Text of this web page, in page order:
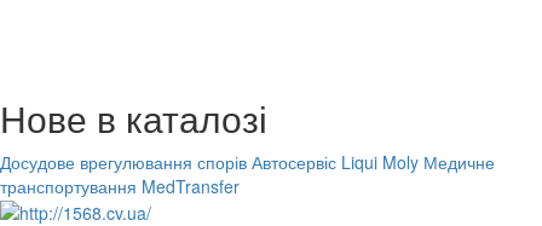
Нове в каталозі
Досудове врегулювання спорів Автосервіс Liqui Moly Медичне
транспортування MedTransfer